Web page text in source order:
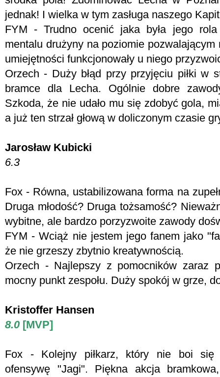
jednak! I wielka w tym zasługa naszego
FYM -Trudno ocenić jaka była jego
mentalu drużyny na poziomie
umiejętności funkcjonowały u niego
Orzech - Duży błąd przy przyjęciu piłki w
bramce dla Lecha. Ogólnie dobre
Szkoda, że nie udało mu się zdobyć gola,
a już ten strzał głową w doliczonym czasie
Jarosław Kubicki
6.3
Fox - Równa, ustabilizowana forma na
Druga młodość? Druga tożsamość?
wybitne, ale bardzo porzyzwoite zawody
FYM - Wciąż nie jestem jego fanem jako
że nie grzeszy zbytnio kreatywnością.
Orzech - Najlepszy z pomocników zaraz
mocny punkt zespołu. Duży spokój w grze,
Kristoffer Hansen
8.0 [MVP]
Fox - Kolejny piłkarz, który nie boi się
ofensywę "Jagi". Piękna akcja